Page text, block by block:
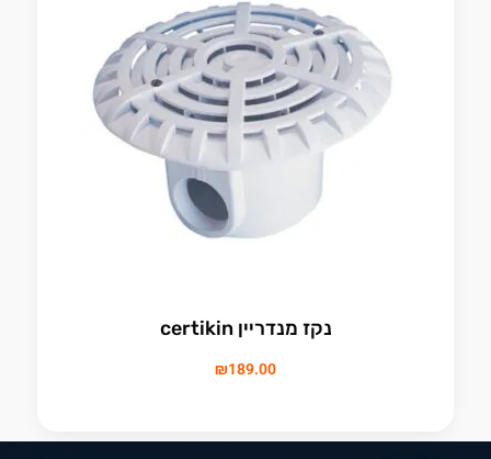
נקז מנדריין certikin
₪189.00